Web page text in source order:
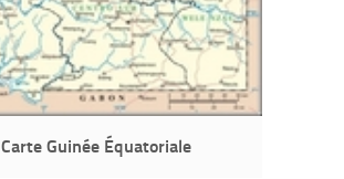
Carte Guinée Équatoriale